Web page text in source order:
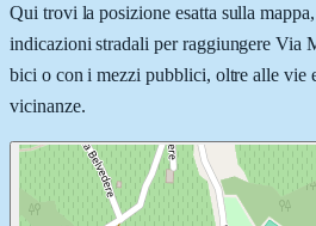
Qui trovi la posizione esatta sulla
indicazioni stradali per raggiungere Via
bici o con i mezzi pubblici, oltre alle vie
vicinanze.